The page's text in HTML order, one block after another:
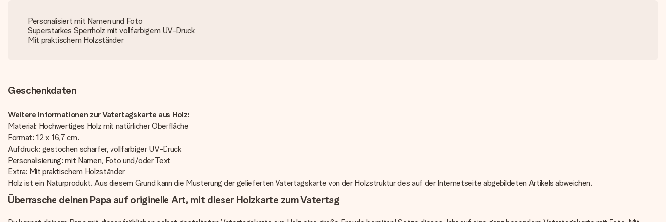
Personalisiert mit Namen und Foto
Superstarkes Sperrholz mit vollfarbigem UV-Druck
Mit praktischem Holzständer
Geschenkdaten
Weitere Informationen zur Vatertagskarte aus Holz:
Material: Hochwertiges Holz mit natürlicher Oberfläche
Format: 12 x 16,7 cm.
Aufdruck: gestochen scharfer, vollfarbiger UV-Druck
Personalisierung: mit Namen, Foto und/oder Text
Extra: Mit praktischem Holzständer
Holz ist ein Naturprodukt. Aus diesem Grund kann die Musterung der gelieferten Vatertagskarte von der Holzstruktur des auf der Internetseite abgebildeten Artikels abweichen.
Überrasche deinen Papa auf originelle Art, mit dieser Holzkarte zum Vatertag